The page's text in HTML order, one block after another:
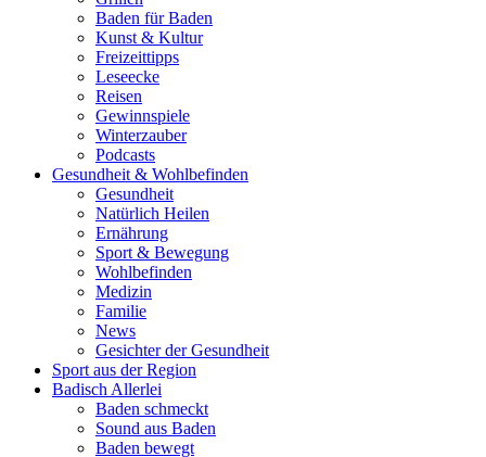
Baden für Baden
Kunst & Kultur
Freizeittipps
Leseecke
Reisen
Gewinnspiele
Winterzauber
Podcasts
Gesundheit & Wohlbefinden
Gesundheit
Natürlich Heilen
Ernährung
Sport & Bewegung
Wohlbefinden
Medizin
Familie
News
Gesichter der Gesundheit
Sport aus der Region
Badisch Allerlei
Baden schmeckt
Sound aus Baden
Baden bewegt